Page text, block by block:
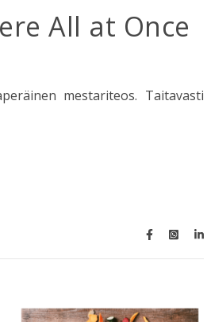
All at Once
mestariteos. Taitavasti